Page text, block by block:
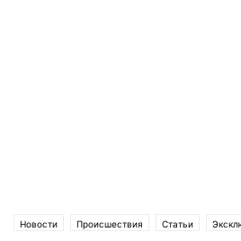
Новости Происшествия Статьи